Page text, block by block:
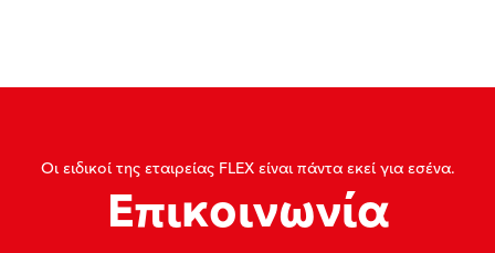
Οι ειδικοί της εταιρείας FLEX είναι πάντα εκεί για εσένα.
Επικοινωνία